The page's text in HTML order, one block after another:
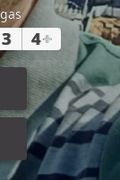
3 4+